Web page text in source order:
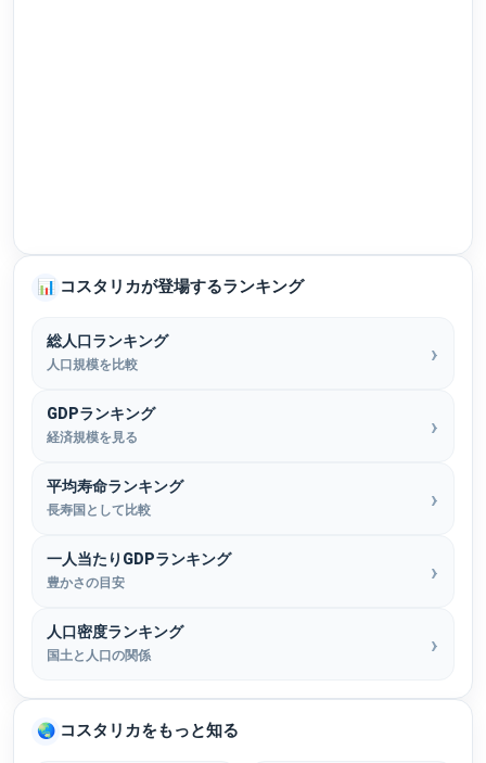
📊 コスタリカが登場するランキング
総人口ランキング
人口規模を比較
GDPランキング
経済規模を見る
平均寿命ランキング
長寿国として比較
一人当たりGDPランキング
豊かさの目安
人口密度ランキング
国土と人口の関係
🌏 コスタリカをもっと知る